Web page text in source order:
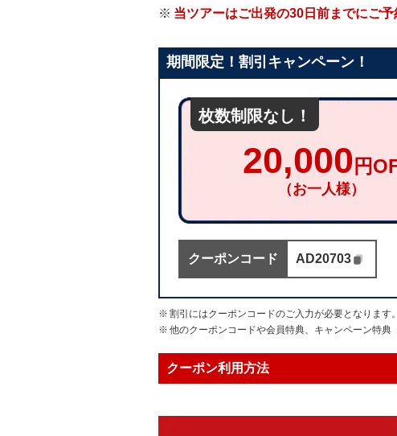
当ツアーはご出発の30日前までにご予
期間限定！割引キャンペーン！
20,000 円
（お一人様）
クーポンコード AD20703
クーポンコード
割引にはクーポンコードのご入力が必要となります。
他のクーポンコードや会員特典、キャンペーン特典
クーポン利用方法